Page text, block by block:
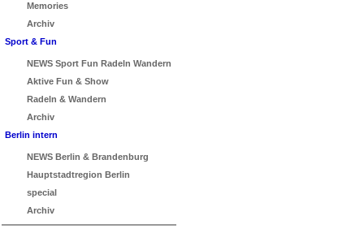
Memories
Archiv
Sport & Fun
NEWS Sport Fun Radeln Wandern
Aktive Fun & Show
Radeln & Wandern
Archiv
Berlin intern
NEWS Berlin & Brandenburg
Hauptstadtregion Berlin
special
Archiv